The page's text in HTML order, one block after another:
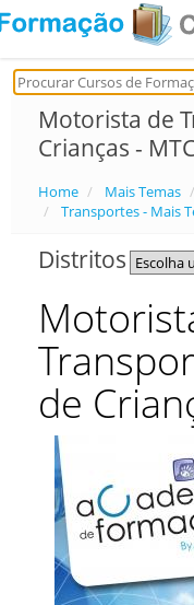
Motorista de
Crianças -
Home Mais Temas
Transportes - Mais
Distritos
de